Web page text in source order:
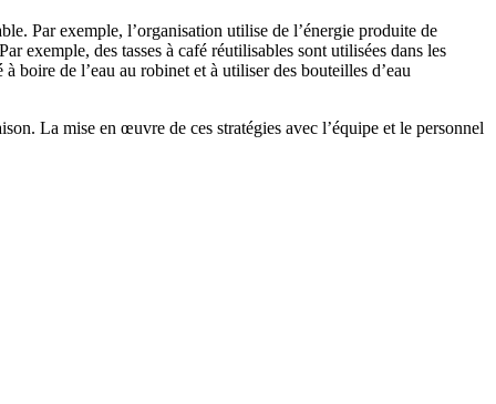
Par exemple, l’organisation utilise de l’énergie produite de
exemple, des tasses à café réutilisables sont utilisées dans les
boire de l’eau au robinet et à utiliser des bouteilles d’eau
La mise en œuvre de ces stratégies avec l’équipe et le personnel